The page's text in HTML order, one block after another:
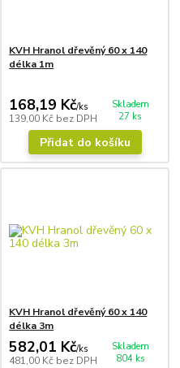
KVH Hranol dřevěný 60 x 140
délka 1m
168,19 Kč/ks
139,00 Kč bez DPH
Skladem
27 ks
Přidat do košíku
KVH Hranol dřevěný 60 x 140
délka 3m
582,01 Kč/ks
481,00 Kč bez DPH
Skladem
804 ks